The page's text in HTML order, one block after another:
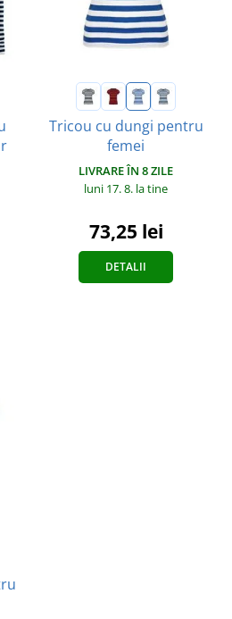
Tricou cu dungi pentru
femei
LIVRARE ÎN 8 ZILE
luni 17. 8. la tine
73,25 lei
DETALII